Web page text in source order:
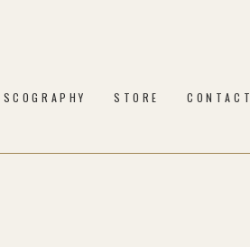
STORE
Philosophy no Dance STORE
CONTACT